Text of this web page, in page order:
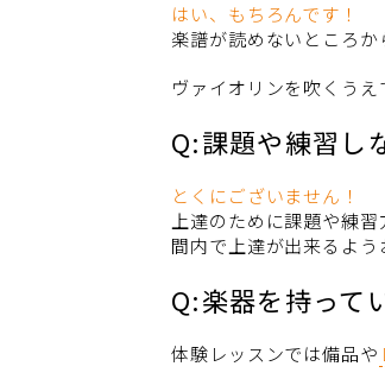
はい、もちろんです！
楽譜が読めないところ
ヴァイオリンを吹くう
Q:課題や練習し
とくにございません！
上達のために課題や練
間内で上達が出来るよう
Q:楽器を持って
体験レッスンでは備品や